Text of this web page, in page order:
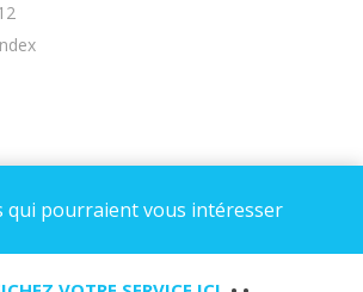
qui pourraient vous intéresser